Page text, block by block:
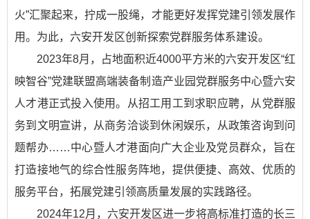
火”汇聚起来，拧成一股绳，才能更好发挥党建引领发展作
用。为此，六安开发区创新探索党群服务体系建设。
2023年8月，占地面积近4000平方米的六安开发区“红
映智谷”党建联盟高端装备制造产业园党群服务中心暨六安
人才港正式投入使用。从招工用工到求职应聘，从党群服
务到文明宣讲，从商务洽谈到休闲娱乐，从政策咨询到问
题帮办……中心暨人才港面向广大企业及党员群众，旨在
打造接地气的综合性服务阵地，提供便捷、高效、优质的
服务平台，拓展党建引领高质量发展的实践路径。
2024年12月，六安开发区进一步将高标准打造的长三